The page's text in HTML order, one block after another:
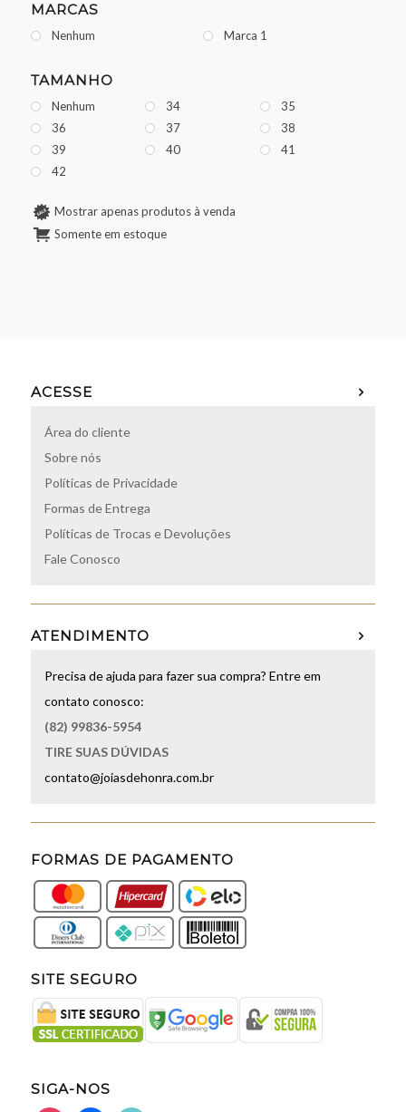
MARCAS
Nenhum Marca 1
TAMANHO
Nenhum 34
35
36
37
38
39
40
41
42
Mostrar apenas produtos à venda
Somente em estoque
ACESSE
Área do cliente
Sobre nós
Políticas de Privacidade
Formas de Entrega
Políticas de Trocas e Devoluções
Fale Conosco
ATENDIMENTO
Precisa de ajuda para fazer sua compra? Entre em
contato conosco:
(82) 99836-5954
TIRE SUAS DÚVIDAS
contato@joiasdehonra.com.br
FORMAS DE PAGAMENTO
SITE SEGURO
SIGA-NOS